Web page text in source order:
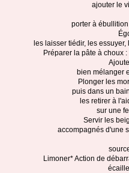
ajouter le
porter à
les laisser tiédir, les
Préparer la pâte à choux
bien mélanger
Plonger les
puis dans un
les retirer à
sur une
Servir les
accompagnés d'une
Limoner* Action de